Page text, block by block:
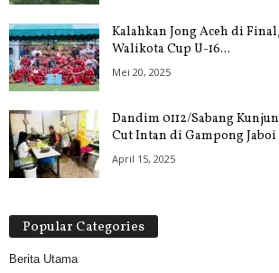
Kalahkan Jong Aceh di
Walikota Cup U-16...
Mei 20, 2025
Dandim 0112/Sabang
Cut Intan di Gampong Jaboi
April 15, 2025
Popular Categories
Berita Utama